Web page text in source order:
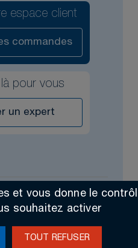
espace client
commandes
pour vous
un expert
et vous donne le
souhaitez activer
TOUT REFUSER